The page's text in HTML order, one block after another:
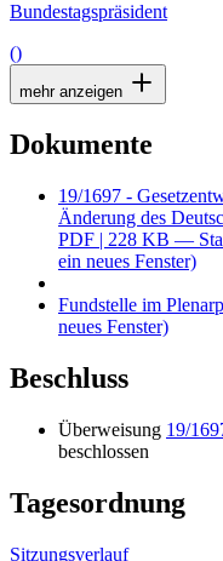
Bundestagspräsident
()
mehr anzeigen
Dokumente
19/1697 -
Änderung des
PDF | 228 KB —
ein neues Fenster)
Fundstelle im
neues Fenster)
Beschluss
Überweisung 19/
beschlossen
Tagesordnung
Sitzungsverlauf